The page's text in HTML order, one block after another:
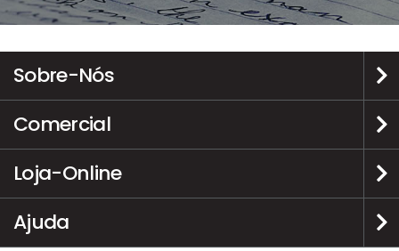
Sobre-Nós
Comercial
Loja-Online
Ajuda